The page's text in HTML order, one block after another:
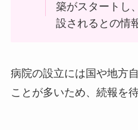
築がスタートし
設されるとの情
病院の設立には国や地方
ことが多いため、続報を